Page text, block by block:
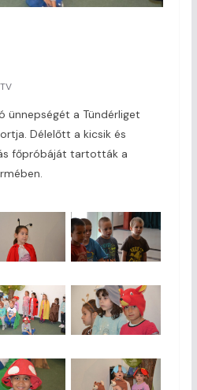
ünnepségét a Tündérliget
Délelőtt a kicsik és
főpróbáját tartották a